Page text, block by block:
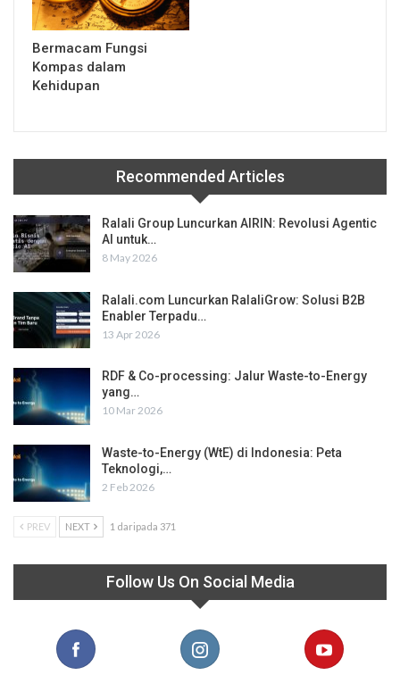
Bermacam Fungsi
Kompas dalam
Kehidupan
Recommended Articles
Ralali Group Luncurkan AIRIN: Revolusi Agentic
AI untuk…
8 May 2026
Ralali.com Luncurkan RalaliGrow: Solusi B2B
Enabler Terpadu…
13 Apr 2026
RDF & Co-processing: Jalur Waste-to-Energy
yang…
10 Mar 2026
Waste-to-Energy (WtE) di Indonesia: Peta
Teknologi,…
2 Feb 2026
PREV NEXT 1 daripada 371
Follow Us On Social Media